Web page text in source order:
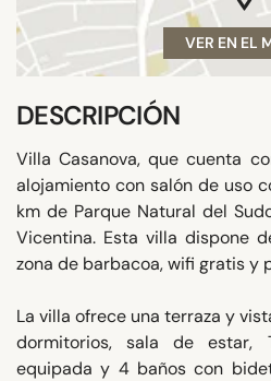
VER EN EL
DESCRIPCIÓN
Villa Casanova, que cuenta
alojamiento con salón de uso
km de Parque Natural del
Vicentina. Esta villa dispone
zona de barbacoa, wifi gratis y
La villa ofrece una terraza y
dormitorios, sala de estar,
equipada y 4 baños con